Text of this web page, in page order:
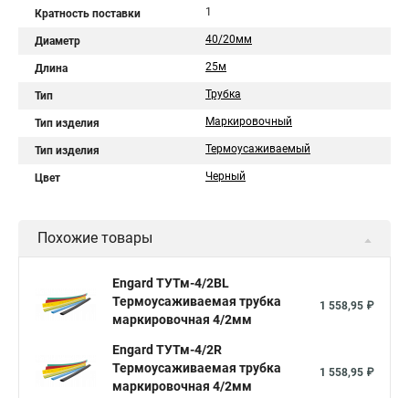
Кратность поставки 1
Диаметр 40/20мм
Длина 25м
Тип Трубка
Тип изделия Маркировочный
Тип изделия Термоусаживаемый
Цвет Черный
Похожие товары
Engard ТУТм-4/2BL
Термоусаживаемая трубка
маркировочная 4/2мм
1 558,95 ₽
Engard ТУТм-4/2R
Термоусаживаемая трубка
маркировочная 4/2мм
1 558,95 ₽